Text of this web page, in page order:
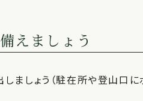
えましょう
ましょう（駐在所や登山口に